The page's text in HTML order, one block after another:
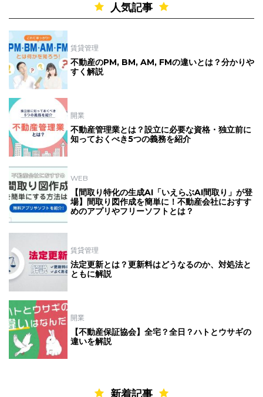
人気記事
賃貸管理
不動産のPM, BM, AM, FMの違いとは？分かりや
すく解説
開業
不動産管理業とは？設立に必要な資格・独立前に
知っておくべき5つの義務を紹介
WEB
【間取り特化の生成AI「いえらぶAI間取り」が登
場】間取り図作成を簡単に！不動産会社におすす
めのアプリやフリーソフトとは？
賃貸管理
法定更新とは？更新料はどうなるのか、対処法と
ともに解説
開業
【不動産保証協会】全宅？全日？ハトとウサギの
違いを解説
新着記事